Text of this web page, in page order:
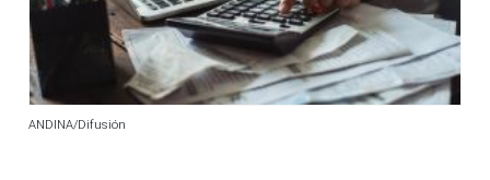
ANDINA/Difusión